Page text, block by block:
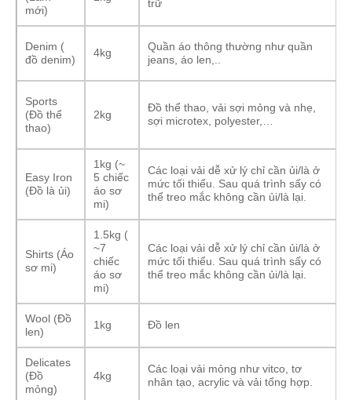
mới)
trữ
Denim (
đồ denim)
4kg
Quần áo thông thường như quần
jeans, áo len,..
Sports
(Đồ thể
thao)
2kg
Đồ thể thao, vải sợi mỏng và nhẹ,
sợi microtex, polyester,…
Easy Iron
(Đồ là ủi)
1kg (~
5 chiếc
áo sơ
mi)
Các loại vải dễ xử lý chỉ cần ủi/là ở
mức tối thiểu. Sau quá trình sấy có
thể treo mắc không cần ủi/là lại.
Shirts (Áo
sơ mi)
1.5kg (
~7
chiếc
áo sơ
mi)
Các loại vải dễ xử lý chỉ cần ủi/là ở
mức tối thiểu. Sau quá trình sấy có
thể treo mắc không cần ủi/là lại.
Wool (Đồ
len)
1kg Đồ len
Delicates
(Đồ
mỏng)
4kg
Các loại vải mỏng như vitco, tơ
nhân tạo, acrylic và vải tổng hợp.